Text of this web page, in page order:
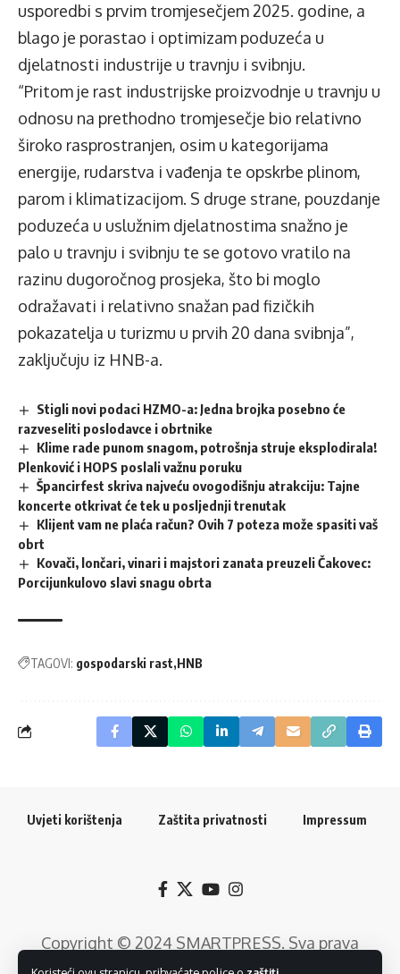
usporedbi s prvim tromjesečjem 2025. godine, a
blago je porastao i optimizam poduzeća u
djelatnosti industrije u travnju i svibnju.
“Pritom je rast industrijske proizvodnje u travnju u
odnosu na prethodno tromjesečje bio relativno
široko rasprostranjen, osim u kategorijama
energije, rudarstva i vađenja te opskrbe plinom,
parom i klimatizacijom. S druge strane, pouzdanje
poduzeća u uslužnim djelatnostima snažno je
palo u travnju i svibnju te se gotovo vratilo na
razinu dugoročnog prosjeka, što bi moglo
odražavati i relativno snažan pad fizičkih
pokazatelja u turizmu u prvih 20 dana svibnja”,
zaključuju iz HNB-a.
Stigli novi podaci HZMO-a: Jedna brojka posebno će
razveseliti poslodavce i obrtnike
Klime rade punom snagom, potrošnja struje eksplodirala!
Plenković i HOPS poslali važnu poruku
Špancirfest skriva najveću ovogodišnju atrakciju: Tajne
koncerte otkrivat će tek u posljednji trenutak
Klijent vam ne plaća račun? Ovih 7 poteza može spasiti vaš
obrt
Kovači, lončari, vinari i majstori zanata preuzeli Čakovec:
Porcijunkulovo slavi snagu obrta
TAGOVI: gospodarski rast HNB
Uvjeti korištenja Zaštita privatnosti Impressum
Copyright © 2024 SMARTPRESS. Sva prava
pridržana. Razvoj web rješenja:GTrends -